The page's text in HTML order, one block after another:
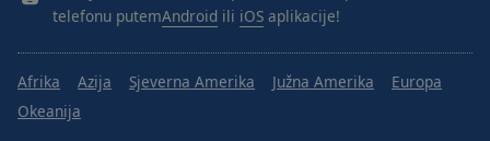
telefonu putemAndroid ili iOS aplikacije!
Afrika Azija Sjeverna Amerika Južna Amerika
Europa
Okeanija